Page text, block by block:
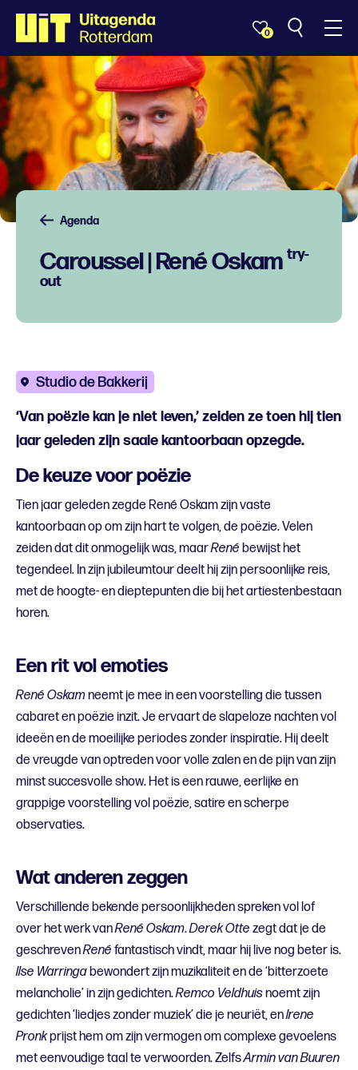
0
Agenda
Caroussel | René Oskamtry-
out
Studio de Bakkerij
‘Van poëzie kan je niet leven,’ zeiden ze toen hij tien
jaar geleden zijn saaie kantoorbaan opzegde.
De keuze voor poëzie
Tien jaar geleden zegde René Oskam zijn vaste
kantoorbaan op om zijn hart te volgen, de poëzie. Velen
zeiden dat dit onmogelijk was, maarRené bewijst het
tegendeel. In zijn jubileumtour deelt hij zijn persoonlijke reis,
met de hoogte- en dieptepunten die bij het artiestenbestaan
horen.
Een rit vol emoties
René Oskamneemt je mee in een voorstelling die tussen
cabaret en poëzie inzit. Je ervaart de slapeloze nachten vol
ideeën en de moeilijke periodes zonder inspiratie. Hij deelt
de vreugde van optreden voor volle zalen en de pijn van zijn
minst succesvolle show. Het is een rauwe, eerlijke en
grappige voorstelling vol poëzie, satire en scherpe
observaties.
Wat anderen zeggen
Verschillende bekende persoonlijkheden spreken vol lof
over het werk vanRené Oskam.Derek Otte zegt dat je de
geschrevenRené fantastisch vindt, maar hij live nog beter is.
Ilse Warringabewondert zijn muzikaliteit en de ‘bitterzoete
melancholie’ in zijn gedichten.Remco Veldhuisnoemt zijn
gedichten ‘liedjes zonder muziek’ die je neuriët, enIrene
Pronkprijst hem om zijn vermogen om complexe gevoelens
met eenvoudige taal te verwoorden. ZelfsArmin van Buuren